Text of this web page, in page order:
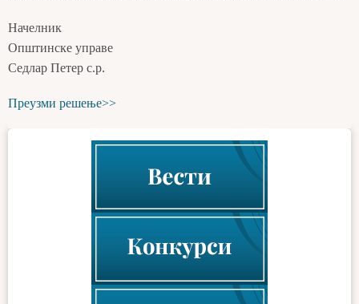
Начелник
Општинске управе
Седлар Петер с.р.
Преузми решење>>